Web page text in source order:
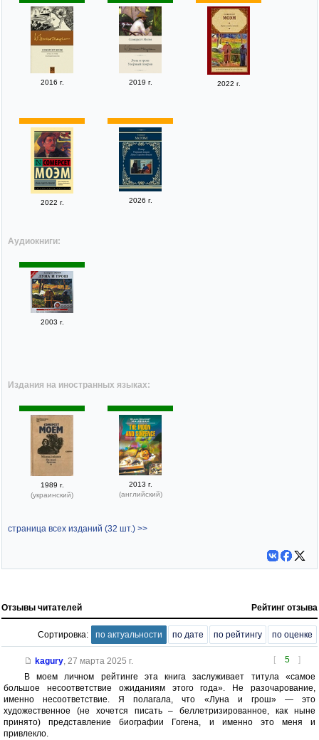
2016 г. 2019 г. 2022 г.
2022 г. 2026 г.
Аудиокниги:
2003 г.
Издания на иностранных языках:
1989 г.
(украинский)
2013 г.
(английский)
страница всех изданий (32 шт.) >>
Отзывы читателей Рейтинг отзыва
Сортировка: по актуальности по дате по рейтингу по оценке
[ 5 ]
kagury, 27 марта 2025 г.
В моем личном рейтинге эта книга заслуживает титула «самое
большое несоответствие ожиданиям этого года». Не разочарование,
именно несоответствие. Я полагала, что «Луна и грош» — это
художественное (не хочется писать – беллетризированное, как ныне
принято) представление биографии Гогена, и именно это меня и
привлекло.